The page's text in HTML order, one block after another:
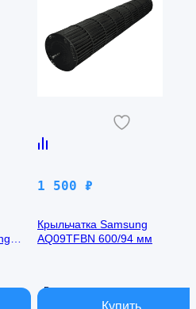
1 500 ₽
Крыльчатка Samsung
AQ09TFBN 600/94 мм
В наличии